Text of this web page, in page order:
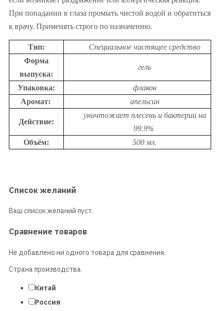
При попадании в глаза промыть чистой водой и обратиться
к врачу. Применять строго по назначению.
Тип:
Специальное чистящее средство
Форма
выпуска:
гель
Упаковка:
флакон
Аромат:
апельсин
Действие:
уничтожает плесень и бактерии на
99.9%
Объём:
500 мл.
Список желаний
Ваш список желаний пуст.
Сравнение товаров
Не добавлено ни одного товара для сравнения.
Страна производства
Китай
Россия